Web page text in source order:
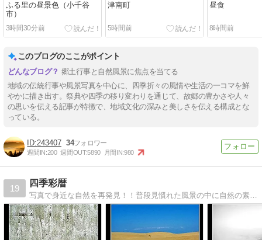
ふる里の昼景色（小千谷
市）
3時間30分前
津南町
5時間前
昼食
8時間前
このブログのここがポイント
郷土行事と自然風景に焦点を当てる
地域の伝統行事や風景写真を中心に、四季折々の風情や生活の一コマを鮮
やかに描き出す。祭典や四季の移り変わりを通じて、故郷の豊かさや人々
の思いを伝える記事が特徴で、地域文化の深みと美しさを伝える構成とな
っている。
243407 34
週間IN:200 週間OUT:5890 月間IN:980
19
四季彩暦